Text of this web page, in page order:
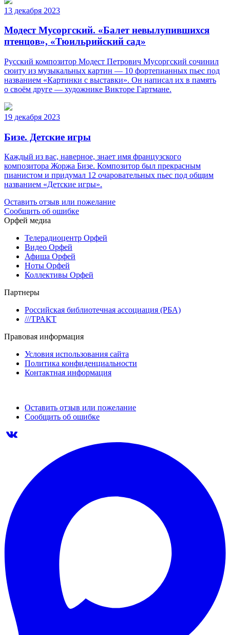
13 декабря 2023
Модест Мусоргский. «Балет невылупившихся
птенцов», «Тюильрийский сад»
Русский композитор Модест Петрович Мусоргский сочинил
сюиту из музыкальных картин — 10 фортепианных пьес под
названием «Картинки с выставки». Он написал их в память
о своём друге — художнике Викторе Гартмане.
19 декабря 2023
Бизе. Детские игры
Каждый из вас, наверное, знает имя французского
композитора Жоржа Бизе. Композитор был прекрасным
пианистом и придумал 12 очаровательных пьес под общим
названием «Детские игры».
Оставить отзыв или пожелание
Сообщить об ошибке
Орфей медиа
Телерадиоцентр Орфей
Видео Орфей
Афиша Орфей
Ноты Орфей
Коллективы Орфей
Партнеры
Российская библиотечная ассоциация (РБА)
///ТРАКТ
Правовая информация
Условия использования сайта
Политика конфиденциальности
Контактная информация
Оставить отзыв или пожелание
Сообщить об ошибке